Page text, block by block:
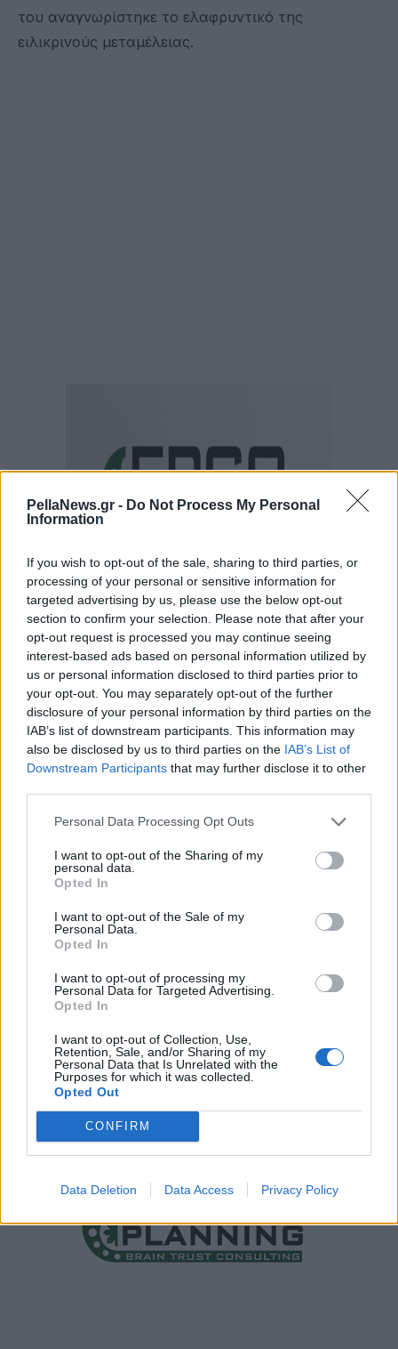
PellaNews.gr - Do Not Process My Personal
Information
If you wish to opt-out of the sale, sharing to third parties, or
processing of your personal or sensitive information for
targeted advertising by us, please use the below opt-out
section to confirm your selection. Please note that after your
opt-out request is processed you may continue seeing
interest-based ads based on personal information utilized by
us or personal information disclosed to third parties prior to
your opt-out. You may separately opt-out of the further
disclosure of your personal information by third parties on the
IAB’s list of downstream participants. This information may
also be disclosed by us to third parties on the IAB’s List of
Downstream Participants that may further disclose it to other
Personal Data Processing Opt Outs
I want to opt-out of the Sharing of my
personal data.
Opted In
I want to opt-out of the Sale of my
Personal Data.
Opted In
I want to opt-out of processing my
Personal Data for Targeted Advertising.
Opted In
I want to opt-out of Collection, Use,
Retention, Sale, and/or Sharing of my
Personal Data that Is Unrelated with the
Purposes for which it was collected.
Opted Out
CONFIRM
Data Deletion Data Access Privacy Policy
του αναγνωρίστηκε το ελαφρυντικό της
ειλικρινούς μεταμέλειας.